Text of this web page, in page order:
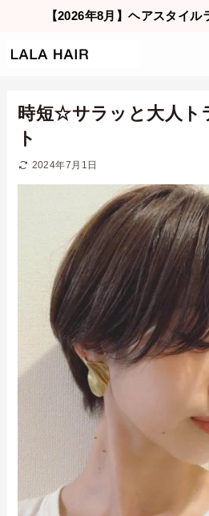
【2026年8月】ヘアスタイ
時短☆サラッと大人ト
ト
2024年7月1日